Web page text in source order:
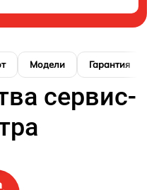
Модели Гарантия
сервис-